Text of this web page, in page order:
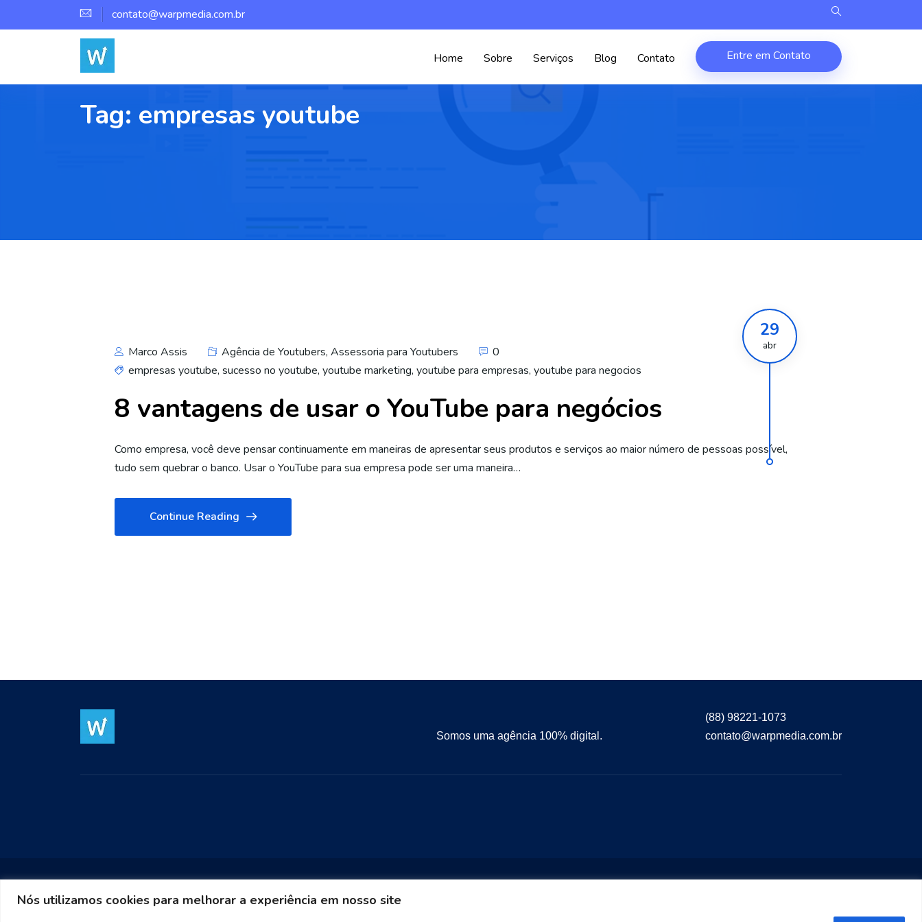
Nós utilizamos cookies para melhorar a experiência em nosso site
contato@warpmedia.com.br
Home Sobre Serviços Blog Contato Entre em Contato
Tag: empresas youtube
Marco Assis Agência de Youtubers, Assessoria para Youtubers 0
29
abr
empresas youtube, sucesso no youtube, youtube marketing, youtube para empresas, youtube para negocios
8 vantagens de usar o YouTube para negócios
Como empresa, você deve pensar continuamente em maneiras de apresentar seus produtos e serviços ao maior número de pessoas possível,
tudo sem quebrar o banco. Usar o YouTube para sua empresa pode ser uma maneira…
Continue Reading
Somos uma agência 100% digital.
(88) 98221-1073
contato@warpmedia.com.br